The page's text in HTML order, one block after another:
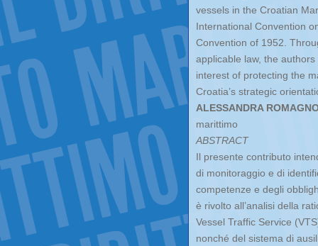
vessels in the Croatian
International Convention
Convention of 1952.
applicable law, the
interest of protecting the
Croatia’s strategic
ALESSANDRA
marittimo
ABSTRACT
Il presente contributo
di monitoraggio e di
competenze e degli
è rivolto all’analisi della
Vessel Traffic Service
nonché del sistema di